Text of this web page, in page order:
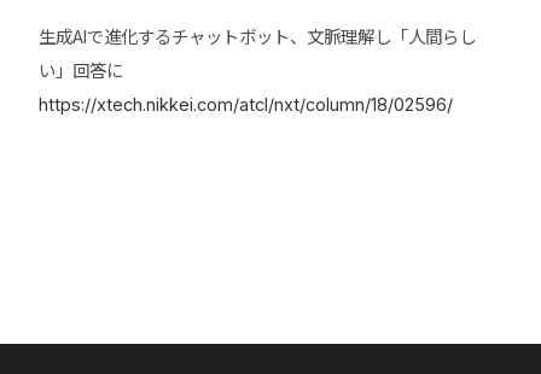
生成AIで進化するチャットボット、文脈理解し「人間らし
い」回答に
https://xtech.nikkei.com/atcl/nxt/column/18/02596/